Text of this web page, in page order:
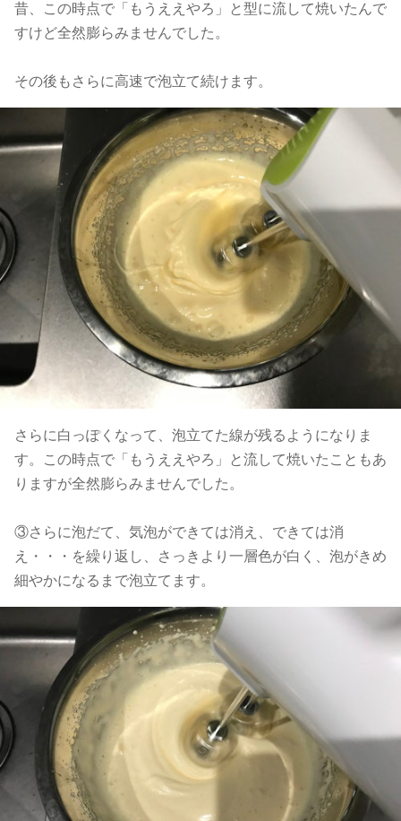
昔、この時点で「もうええやろ」と型に流して焼いたんで
すけど全然膨らみませんでした。
その後もさらに高速で泡立て続けます。
さらに白っぽくなって、泡立てた線が残るようになりま
す。この時点で「もうええやろ」と流して焼いたこともあ
りますが全然膨らみませんでした。
③さらに泡だて、気泡ができては消え、できては消
え・・・を繰り返し、さっきより一層色が白く、泡がきめ
細やかになるまで泡立てます。